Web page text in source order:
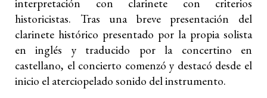
interpretación con clarinete con criterios
historicistas. Tras una breve presentación del
clarinete histórico presentado por la propia solista
en inglés y traducido por la concertino en
castellano, el concierto comenzó y destacó desde el
inicio el aterciopelado sonido del instrumento.